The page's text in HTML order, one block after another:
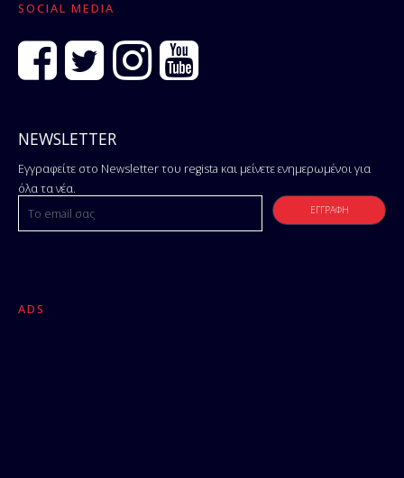
SOCIAL MEDIA
NEWSLETTER
Εγγραφείτε στο Newsletter του regista και μείνετε ενημερωμένοι για
όλα τα νέα.
ADS